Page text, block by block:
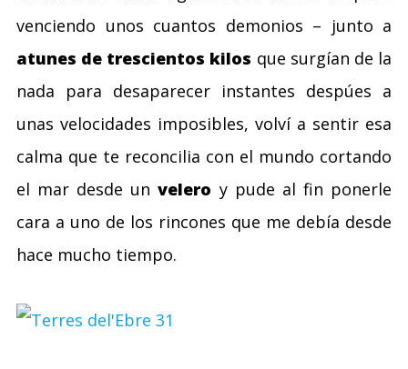
venciendo unos cuantos demonios – junto a
atunes de trescientos kilos que surgían de la
nada para desaparecer instantes despúes a
unas velocidades imposibles, volví a sentir esa
calma que te reconcilia con el mundo cortando
el mar desde unvelero y pude al fin ponerle
cara a uno de los rincones que me debía desde
hace mucho tiempo.